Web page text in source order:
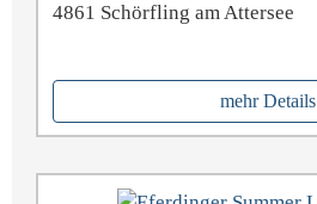
4861 Schörfling am Attersee
mehr Details